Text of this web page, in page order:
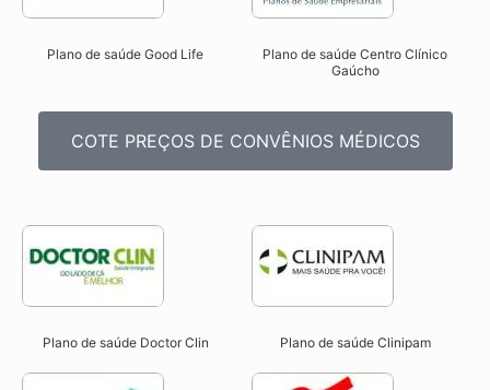
Plano de saúde Good Life
Plano de saúde Centro Clínico
Gaúcho
COTE PREÇOS DE CONVÊNIOS MÉDICOS
Plano de saúde Doctor Clin Plano de saúde Clinipam